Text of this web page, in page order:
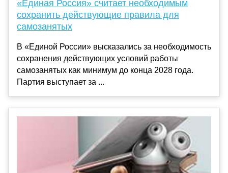
«Единая Россия» считает необходимым
сохранить действующие правила для
самозанятых
В «Единой России» высказались за необходимость
сохранения действующих условий работы
самозанятых как минимум до конца 2028 года.
Партия выступает за ...